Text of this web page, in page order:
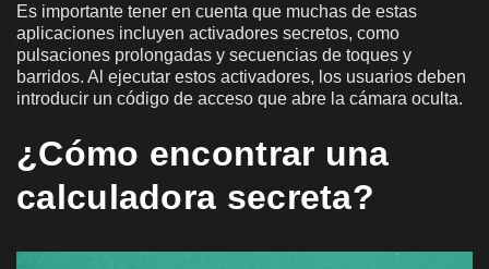
Es importante tener en cuenta que muchas de estas
aplicaciones incluyen activadores secretos, como
pulsaciones prolongadas y secuencias de toques y
barridos. Al ejecutar estos activadores, los usuarios deben
introducir un código de acceso que abre la cámara oculta.
¿Cómo encontrar una
calculadora secreta?